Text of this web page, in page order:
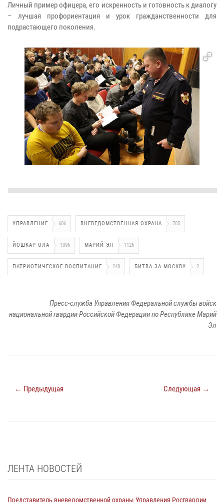
Личный пример офицера, его искренность и готовность к диалогу
– лучшая профориентация и урок гражданственности для
подрастающего поколения.
УПРАВЛЕНИЕ 606 ВНЕВЕДОМСТВЕННАЯ ОХРАНА 705
ЙОШКАР-ОЛА 1096 МАРИЙ ЭЛ 1126
ПАТРИОТИЧЕСКОЕ ВОСПИТАНИЕ 248 БИТВА ЗА МОСКВУ 2
Пресс-служба Управления Федеральной службы войск
национальной гвардии Российской Федерации по Республике Марий
Эл
← Предыдущая Следующая →
ЛЕНТА НОВОСТЕЙ
Представитель вневедомственной охраны Управления Росгвардии